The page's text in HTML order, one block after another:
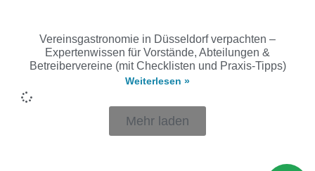
Vereinsgastronomie in Düsseldorf verpachten –
Expertenwissen für Vorstände, Abteilungen &
Betreibervereine (mit Checklisten und Praxis-Tipps)
Weiterlesen »
Mehr laden